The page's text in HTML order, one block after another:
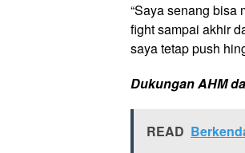
“Saya senang bisa
fight sampai akhir
saya tetap push
Dukungan AHM
READ